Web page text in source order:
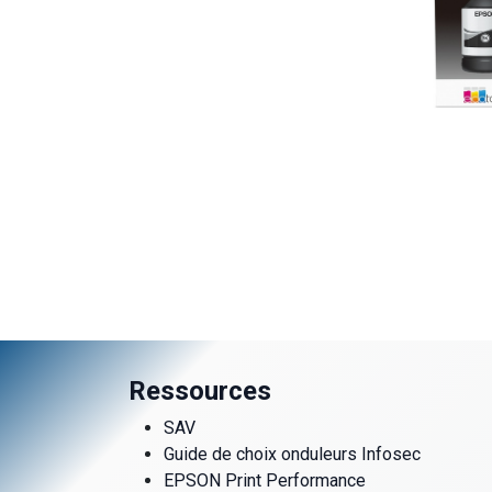
Ressources
SAV
Guide de choix onduleurs Infosec
EPSON Print Performance